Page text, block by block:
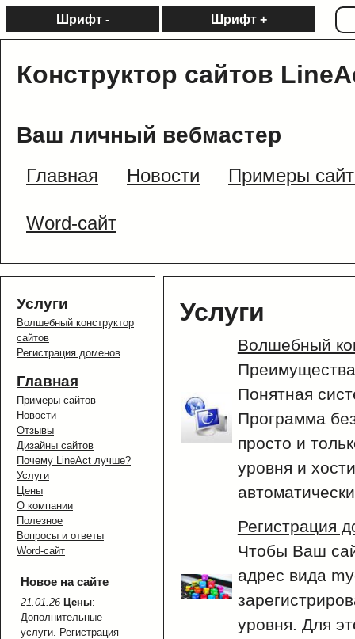
Шрифт - Шрифт +
Конструктор сайтов
Ваш личный вебмастер
Главная Новости Примеры
Word-сайт
Услуги
Волшебный конструктор
сайтов
Регистрация доменов
Главная
Примеры сайтов
Новости
Отзывы
Дизайны сайтов
Почему LineAct лучше?
Услуги
Цены
О компании
Полезное
Вопросы и ответы
Word-сайт
Новое на сайте
21.01.26 Цены:
Дополнительные
услуги. Регистрация
Услуги
Волшебный
Понятная
Программа
просто и
уровня и
Регистрация
Чтобы Ваш
адрес вида
уровня. Для